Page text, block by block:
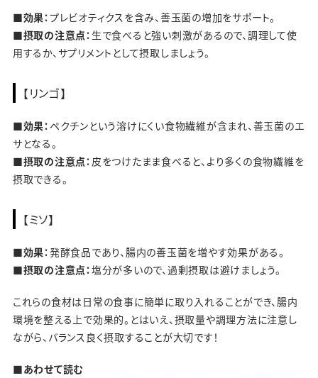
■効果：プレビオティクスを含み、善玉菌の増加をサポート。
■摂取の注意点： 生で食べると強い刺激があるので、調理して使
用するか、サプリメントとして摂取しましょう。
【リンゴ】
■効果： ペクチンという溶けにくい食物繊維が含まれ、善玉菌のエ
サとなる。
■摂取の注意点： 皮をつけたまま食べると、より多くの食物繊維を
摂取できる。
【ミソ】
■効果：発酵食品であり、腸内の善玉菌を増やす効果がある。
■摂取の注意点：塩分が多いので、過剰摂取は避けましょう。
これらの食材は日常の食事に簡単に取り入れることができ、腸内
環境を整える上で効果的。とはいえ、摂取量や調理方法に注意し
ながら、バランス良く摂取することが大切です！
■あわせて読む